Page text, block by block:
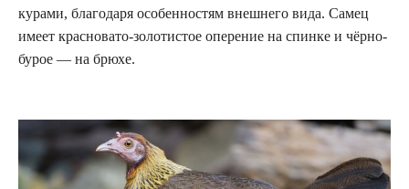
курами, благодаря особенностям внешнего вида. Самец
имеет красновато-золотистое оперение на спинке и чёрно-
бурое — на брюхе.